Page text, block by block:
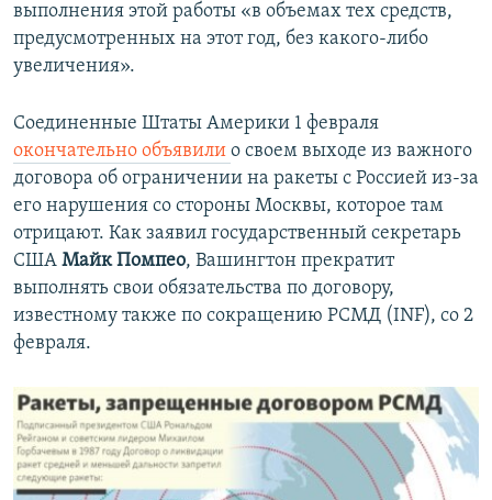
выполнения этой работы «в объемах тех средств,
предусмотренных на этот год, без какого-либо
увеличения».
Соединенные Штаты Америки 1 февраля
окончательно объявили о своем выходе из важного
договора об ограничении на ракеты с Россией из-за
его нарушения со стороны Москвы, которое там
отрицают. Как заявил государственный секретарь
США Майк Помпео, Вашингтон прекратит
выполнять свои обязательства по договору,
известному также по сокращению РСМД (INF), со 2
февраля.